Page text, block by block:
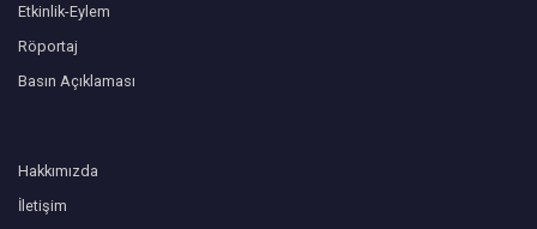
Etkinlik-Eylem
Röportaj
Basın Açıklaması
Hakkımızda
İletişim